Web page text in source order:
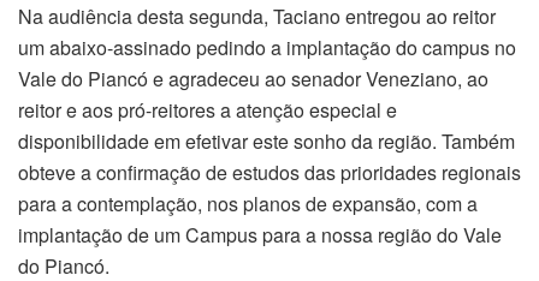
Na audiência desta segunda, Taciano entregou ao reitor
um abaixo-assinado pedindo a implantação do campus no
Vale do Piancó e agradeceu ao senador Veneziano, ao
reitor e aos pró-reitores a atenção especial e
disponibilidade em efetivar este sonho da região. Também
obteve a confirmação de estudos das prioridades regionais
para a contemplação, nos planos de expansão, com a
implantação de um Campus para a nossa região do Vale
do Piancó.